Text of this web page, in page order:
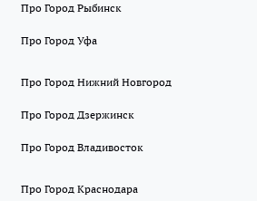
Про Город Рыбинск
Про Город Уфа
Про Город Нижний Новгород
Про Город Дзержинск
Про Город Владивосток
Про Город Краснодара